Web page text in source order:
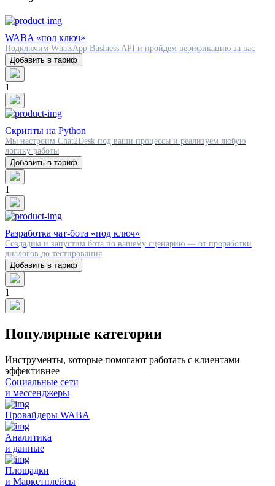
WABA «под ключ»
Подключим WhatsApp Business API и пройдем верификацию за вас
Добавить в тариф
1
Скрипты на Python
Мы настроим Chat2Desk под ваши процессы и реализуем любую
логику работы
Добавить в тариф
1
Разработка чат-бота «под ключ»
Создадим и запустим бота по вашему сценарию — от проработки
диалогов до тестирования
Добавить в тариф
1
Популярные категории
Инструменты, которые помогают работать с клиентами
эффективнее
Социальные сети
и мессенджеры
Провайдеры WABA
Аналитика
и данные
Площадки
и Маркетплейсы